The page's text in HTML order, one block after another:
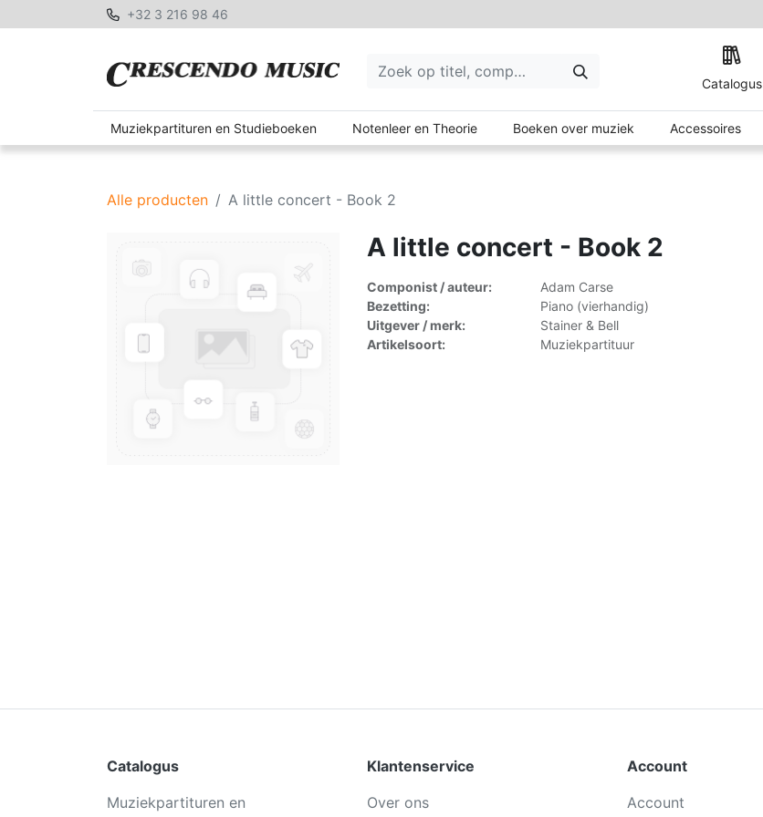
+32 3 216 98 46
Catalogus
Muziekpartituren en Studieboeken Notenleer en Theorie Boeken over muziek Accessoires
Alle producten A little concert - Book 2
A little concert - Book 2
Componist / auteur:
Adam Carse
Bezetting:
Piano (vierhandig)
Uitgever / merk:
Stainer & Bell
Artikelsoort:
Muziekpartituur
Catalogus
Muziekpartituren en
Klantenservice
Over ons
Account
Account